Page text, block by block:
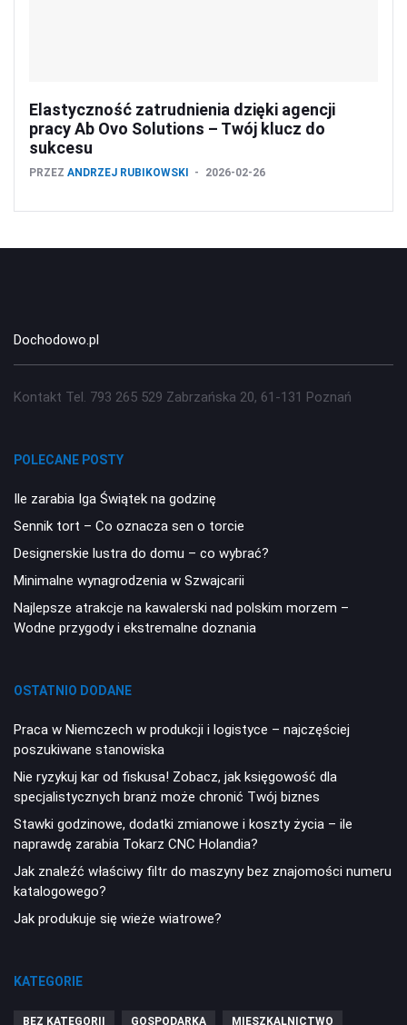
Elastyczność zatrudnienia dzięki agencji
pracy Ab Ovo Solutions – Twój klucz do
sukcesu
PRZEZ ANDRZEJ RUBIKOWSKI 2026-02-26
Dochodowo.pl
Kontakt Tel. 793 265 529 Zabrzańska 20, 61-131 Poznań
POLECANE POSTY
Ile zarabia Iga Świątek na godzinę
Sennik tort – Co oznacza sen o torcie
Designerskie lustra do domu – co wybrać?
Minimalne wynagrodzenia w Szwajcarii
Najlepsze atrakcje na kawalerski nad polskim morzem –
Wodne przygody i ekstremalne doznania
OSTATNIO DODANE
Praca w Niemczech w produkcji i logistyce – najczęściej
poszukiwane stanowiska
Nie ryzykuj kar od fiskusa! Zobacz, jak księgowość dla
specjalistycznych branż może chronić Twój biznes
Stawki godzinowe, dodatki zmianowe i koszty życia – ile
naprawdę zarabia Tokarz CNC Holandia?
Jak znaleźć właściwy filtr do maszyny bez znajomości numeru
katalogowego?
Jak produkuje się wieże wiatrowe?
KATEGORIE
BEZ KATEGORII GOSPODARKA MIESZKALNICTWO